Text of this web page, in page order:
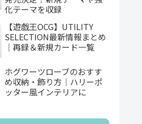
化テーマを収録
【遊戯王OCG】UTILITY
SELECTION最新情報まとめ
｜再録＆新規カード一覧
ホグワーツローブのおすす
め収納・飾り方｜ハリーポ
ッター風インテリアに